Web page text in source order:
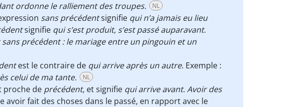
ordonne le ralliement des troupes. NL
sans précédentsignifie qui n’a jamais eu lieu
signifie qui s’est produit, s’est passé auparavant.
précédent : le mariage entre un pingouin et un
est le contraire de qui arrive après un autre. Exemple :
celui de ma tante.
NL
proche de précédent, et signifie qui arrive avant. Avoir des
fait des choses dans le passé, en rapport avec le